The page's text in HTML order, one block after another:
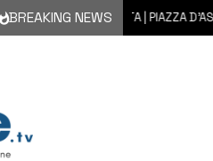
BREAKING NEWS
AUGUSTA | PIAZZA D’ASTORGA